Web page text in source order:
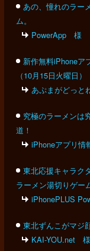
あの、憧れのラー
ム。
PowerApp 様
新作無料iPhoneア
（10月15日火曜日）
あぷまがどっ
究極のラーメンは
道！
iPhoneアプリ
東北応援キャラク
ラーメン湯切りゲー
iPhonePLUS
東北ずんこがマジ
KAI-YOU.net 様